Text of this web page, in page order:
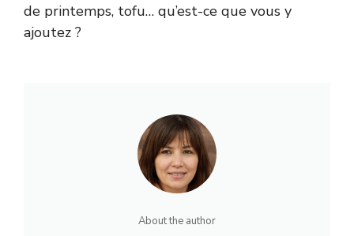
de printemps, tofu… qu’est-ce que vous y
ajoutez ?
About the author